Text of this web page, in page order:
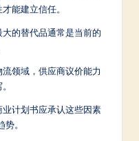
能建立信任。
大的替代品通常是当前的
领域，供应商议价能力
计划书应承认这些因素
。